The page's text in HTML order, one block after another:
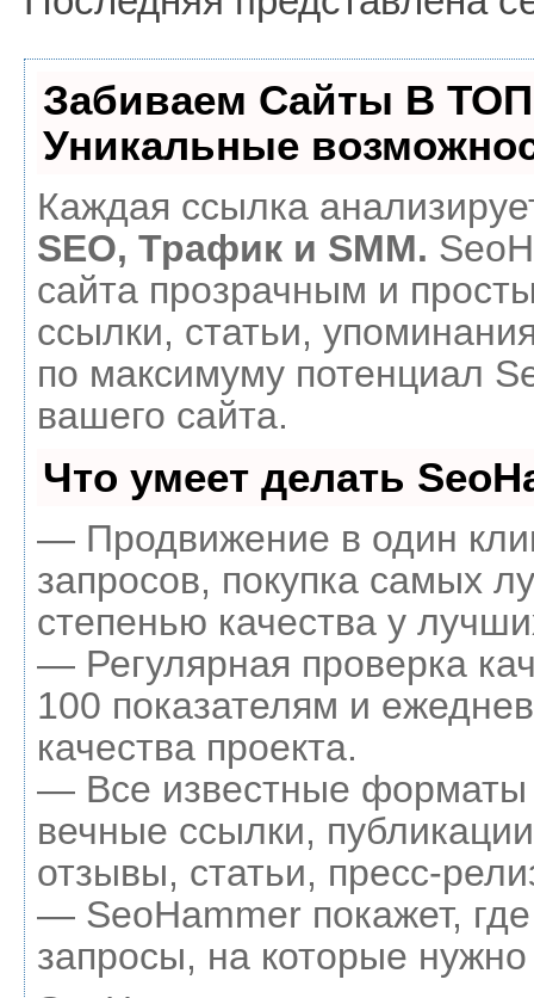
Забиваем Сайты В
Уникальные
Каждая ссылка
SEO, Трафик и SMM.
сайта прозрачным и
ссылки, статьи,
по максимуму потенциал
вашего сайта.
Что умеет делать
— Продвижение в один
запросов, покупка самых
степенью качества у
— Регулярная проверка
100 показателям и
качества проекта.
— Все известные форматы
вечные ссылки,
отзывы, статьи, пресс-
— SeoHammer покажет,
запросы, на которые